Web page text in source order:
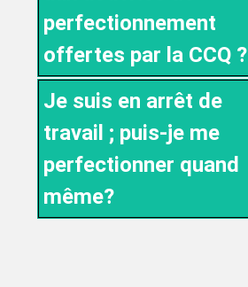
perfectionnement
offertes par la CCQ ?
Je suis en arrêt de
travail ; puis-je me
perfectionner quand
même?